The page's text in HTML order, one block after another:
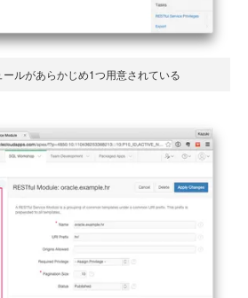
ルがあらかじめ1つ用意されている